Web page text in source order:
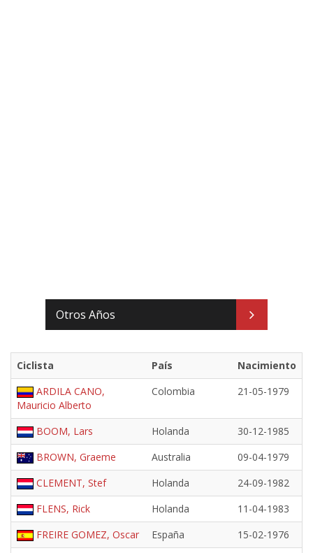
Otros Años
Ciclista País
Nacimiento
ARDILA CANO,
Mauricio Alberto
Colombia 21-05-1979
BOOM, Lars Holanda
30-12-1985
BROWN, Graeme
Australia
09-04-1979
CLEMENT, Stef
Holanda
24-09-1982
FLENS, Rick
Holanda
11-04-1983
FREIRE GOMEZ, Oscar
España
15-02-1976